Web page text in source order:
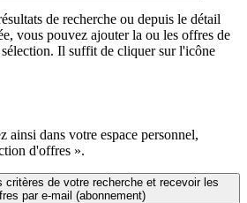
de recherche ou depuis le détail
vous pouvez ajouter la ou les offres de
Il suffit de cliquer sur l'icône
ainsi dans votre espace personnel,
d'offres ».
critères de votre recherche et recevoir les
par e-mail (abonnement)